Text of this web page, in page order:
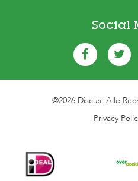
Social
©2026 Discus. Alle
Privacy